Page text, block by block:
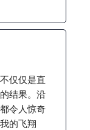
仅仅是直
结果。沿
令人惊奇
的飞翔